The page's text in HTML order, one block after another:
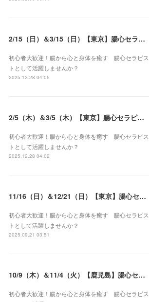
2/15（日）＆3/15（日）【東京】腸心セラピスト養成コース《２日間コース》開講決定
初心者大歓迎！腸から心と身体を癒す 腸心セラピス
トとして活躍しませんか？
2025.12.28 04:05
2/5（木）＆3/5（木）【東京】腸心セラピスト養成コース《２日間コース》開講決定
初心者大歓迎！腸から心と身体を癒す 腸心セラピス
トとして活躍しませんか？
2025.12.28 04:02
11/16（日）＆12/21（日）【東京】腸心セラピスト養成コース《２日間コース》開講決定
初心者大歓迎！腸から心と身体を癒す 腸心セラピス
トとして活躍しませんか？
2025.09.21 03:51
10/9（木）＆11/4（火）【鹿児島】腸心セラピスト養成コース《２日間コース》開講決定
初心者大歓迎！腸から心と身体を癒す 腸心セラピス